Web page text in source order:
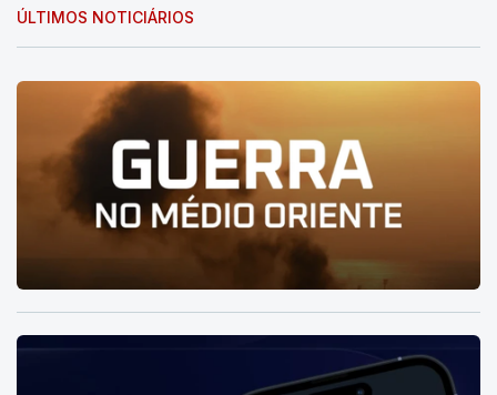
ÚLTIMOS NOTICIÁRIOS